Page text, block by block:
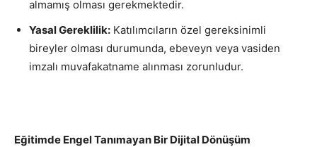
almamış olması gerekmektedir.
Yasal Gereklilik: Katılımcıların özel gereksinimli
bireyler olması durumunda, ebeveyn veya vasiden
imzalı muvafakatname alınması zorunludur.
Eğitimde Engel Tanımayan Bir Dijital Dönüşüm